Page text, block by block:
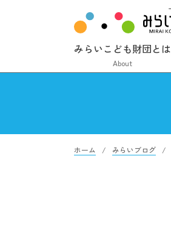
みらいこども財団とは
About
ホーム みらいブログ